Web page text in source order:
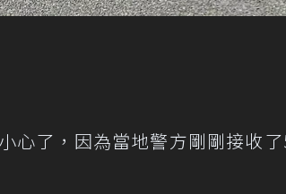
心了，因為當地警方剛剛接收